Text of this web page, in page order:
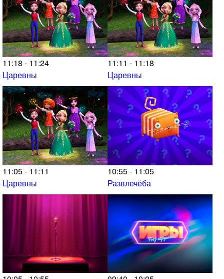
11:18 - 11:24
Царевны
11:11 - 11:18
Царевны
11:05 - 11:11
Царевны
10:55 - 11:05
Развлечёба